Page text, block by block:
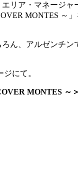
リア・マネージ
MONTES
ん、アルゼンチ
にて。
MONTES ～